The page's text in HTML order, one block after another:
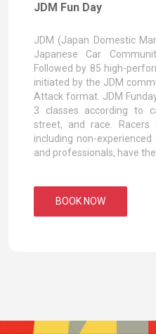
JDM Fun Day
JDM (Japan Domestic
Japanese Car
Followed by 85 high-
initiated by the JDM
Attack format. JDM
3 classes according to
street, and race. Racers
including non-
and professionals, have
BOOK NOW